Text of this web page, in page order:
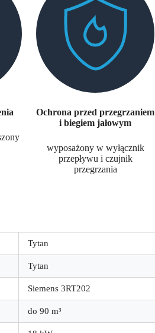
Ochrona przed przegrzaniem
i biegiem jałowym
wyposażony w wyłącznik
przepływu i czujnik
przegrzania
Tytan
Tytan
Siemens 3RT202
do 90 m³